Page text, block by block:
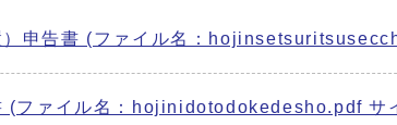
）申告書 (ファイル名：
(ファイル名：hojinidotodokedesho.pdf サ